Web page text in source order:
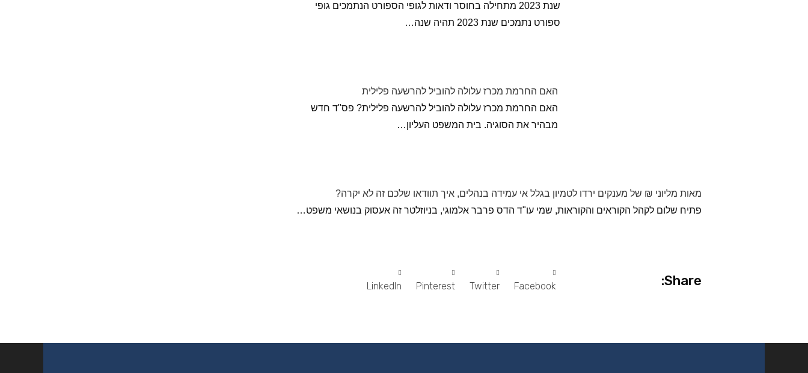
שנת 2023 מתחילה בחוסר ודאות לגופי הספורט הנתמכים גופי
ספורט נתמכים שנת 2023 תהיה שנה…
האם החרמת מכרז עלולה להוביל להרשעה פלילית
האם החרמת מכרז עלולה להוביל להרשעה פלילית? פס"ד חדש
מבהיר את הסוגיה. בית המשפט העליון…
מאות מליוני ₪ של מענקים ירדו לטמיון בגלל אי עמידה בנהלים, איך תוודאו שלכם זה לא יקרה?
פתיח שלום לקהל הקוראים והקוראות, שמי עו"ד הדס פרבר אלמוגי, בניוזלטר זה אעסוק בנושאי משפט…
Share:
Facebook
Twitter
Pinterest
LinkedIn